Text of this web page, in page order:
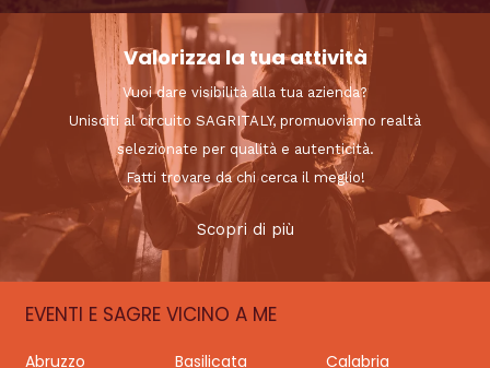
Valorizza la tua attività
Vuoi dare visibilità alla tua azienda?
Unisciti al circuito SAGRITALY, promuoviamo realtà
selezionate per qualità e autenticità.
Fatti trovare da chi cerca il meglio!
Scopri di più
EVENTI E SAGRE VICINO A ME
Abruzzo Basilicata
Calabria